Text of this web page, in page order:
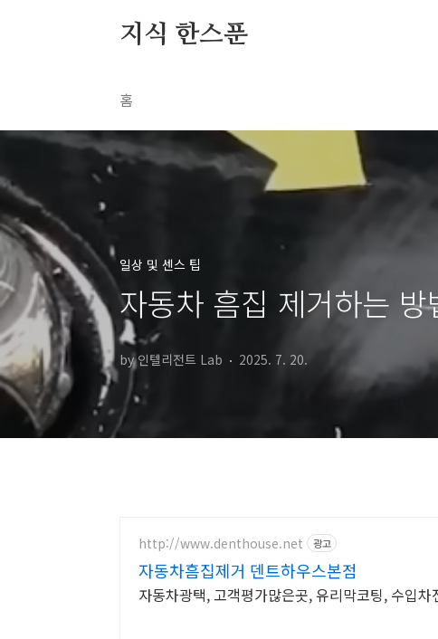
지식 한스푼
홈
일상 및 센스 팁
자동차 흠집 제거하는
by 인텔리전트 Lab 2025. 7. 20.
http://www.denthouse.net 광고
자동차흠집제거 덴트하우스본점
자동차광택, 고객평가많은곳, 유리막코팅, 수입